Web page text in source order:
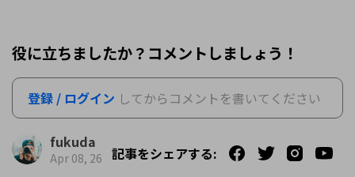
役に立ちましたか？コメントしましょう！
登録 / ログイン してからコメントを書いてください
fukuda
Apr 08, 26 記事をシェアする: